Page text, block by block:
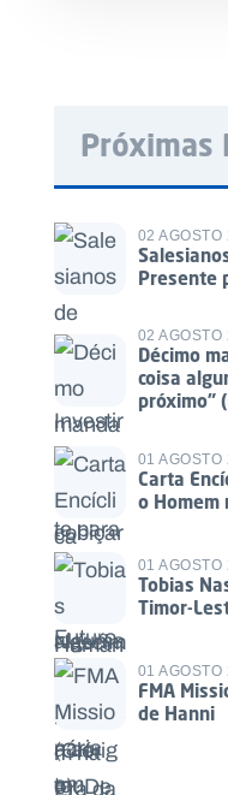
Próximas
02 AGOSTO
Presente
02 AGOSTO
Décimo
coisa
próximo”
01 AGOSTO
Carta
o Homem
01 AGOSTO
Tobias
Timor-
01 AGOSTO
FMA
de Hanni